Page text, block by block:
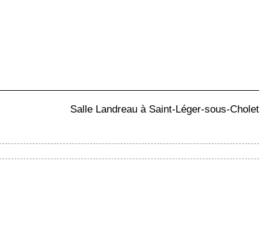
Salle Landreau à Saint-Léger-sous-Cholet